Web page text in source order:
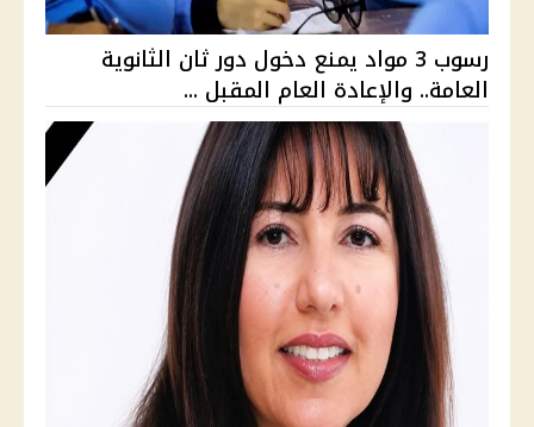
رسوب 3 مواد يمنع دخول دور ثان الثانوية
العامة.. والإعادة العام المقبل ...